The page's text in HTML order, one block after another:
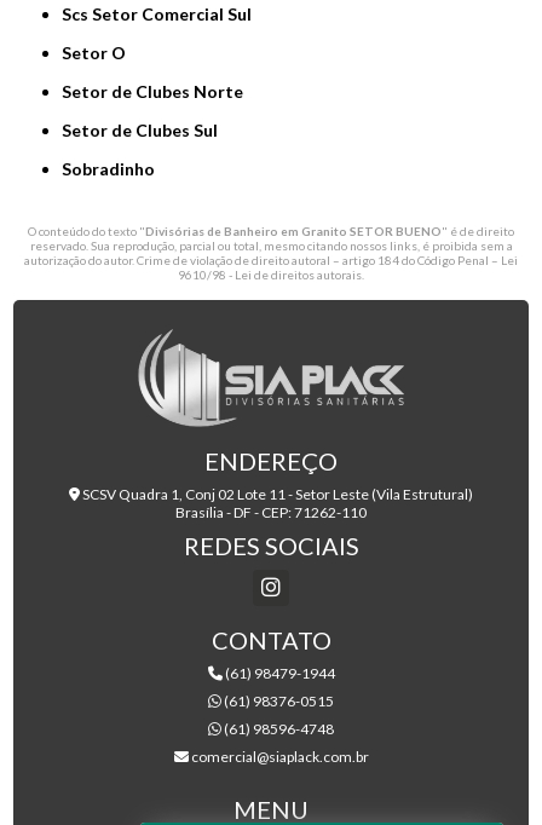
Scs Setor Comercial Sul
Setor O
Setor de Clubes Norte
Setor de Clubes Sul
Sobradinho
O conteúdo do texto "Divisórias de Banheiro em Granito SETOR BUENO" é de direito
reservado. Sua reprodução, parcial ou total, mesmo citando nossos links, é proibida sem a
autorização do autor. Crime de violação de direito autoral – artigo 184 do Código Penal – Lei
9610/98 - Lei de direitos autorais
ENDEREÇO
SCSV Quadra 1, Conj 02 Lote 11 - Setor Leste (Vila Estrutural)
Brasília - DF - CEP: 71262-110
REDES SOCIAIS
CONTATO
(61) 98479-1944
(61) 98376-0515
(61) 98596-4748
comercial@siaplack.com.br
MENU